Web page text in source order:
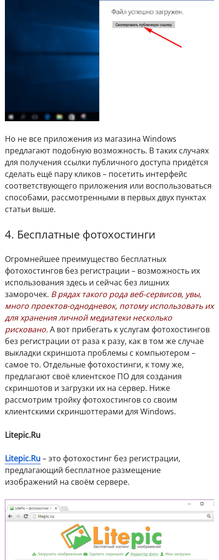
Но не все приложения из магазина Windows
предлагают подобную возможность. В таких случаях
для получения ссылки публичного доступа придётся
сделать ещё пару кликов – посетить интерфейс
соответствующего приложения или воспользоваться
способами, рассмотренными в первых двух пунктах
статьи выше.
4. Бесплатные фотохостинги
Огромнейшее преимущество бесплатных
фотохостингов без регистрации – возможность их
использования здесь и сейчас без лишних
заморочек. В рядах такого рода веб-сервисов, увы,
много проектов-однодневок, потому использовать их
для хранения личной медиатеки несколько
рисковано.А вот прибегать к услугам фотохостингов
без регистрации от раза к разу, как в том же случае
выкладки скриншота проблемы с компьютером –
самое то. Отдельные фотохостинги, к тому же,
предлагают своё клиентское ПО для создания
скриншотов и загрузки их на сервер. Ниже
рассмотрим тройку фотохостингов со своим
клиентскими скриншоттерами для Windows.
Litepic.Ru
Litepic.Ru – это фотохостинг без регистрации,
предлагающий бесплатное размещение
изображений на своём сервере.